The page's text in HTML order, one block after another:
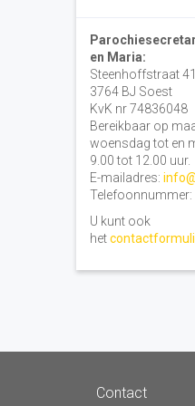
en Maria:
Steenhoffstraat 41
3764 BJ Soest
KvK nr 74836048
Bereikbaar op
woensdag tot en
9.00 tot 12.00 uur.
E-mailadres:
Telefoonnummer:
U kunt ook
het
Contact